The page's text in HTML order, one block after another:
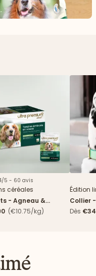
5 - 60 avis
céréales
- Agneau &
(€10.75/kg)
Édition
Collier
Dès